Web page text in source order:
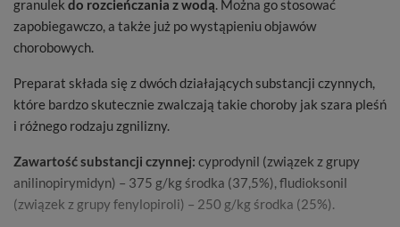
granulek do rozcieńczania z wodą. Można go stosować
zapobiegawczo, a także już po wystąpieniu objawów
chorobowych.
Preparat składa się z dwóch działających substancji czynnych,
które bardzo skutecznie zwalczają takie choroby jak szara pleśń
i różnego rodzaju zgnilizny.
Zawartość substancji czynnej: cyprodynil (związek z grupy
anilinopirymidyn) – 375 g/kg środka (37,5%), fludioksonil
(związek z grupy fenylopiroli) – 250 g/kg środka (25%).